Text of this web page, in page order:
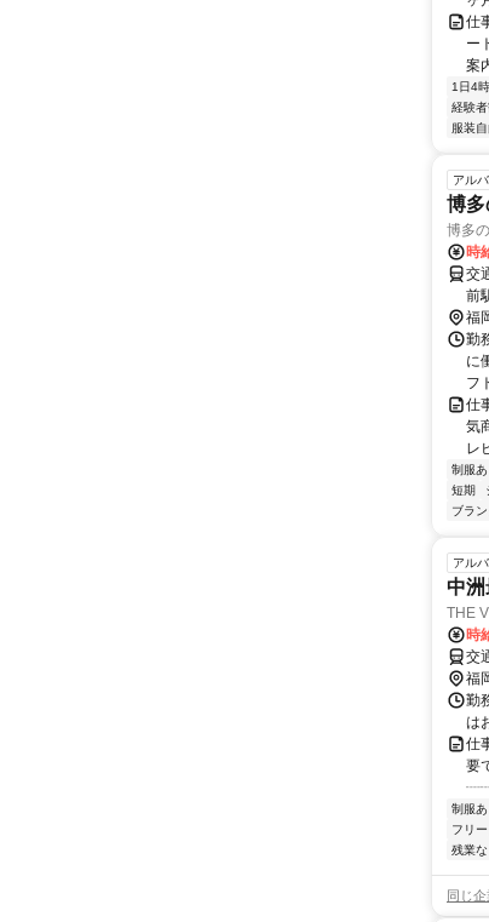
仕
ー
案
1日4
経験
服装自
アル
博
博多
時
交
前
福
勤
に
フ
仕
気
レ
制服あ
短期
ブラ
アル
中
THE
時
交
福
勤
は
仕
要
制服あ
フリ
残業な
同じ企